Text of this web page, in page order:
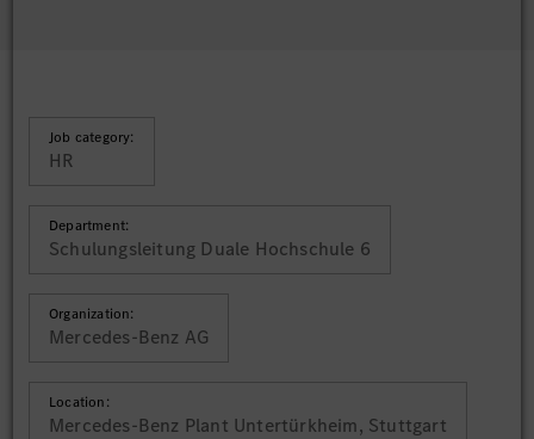
Job category:
HR
Department:
Schulungsleitung Duale Hochschule 6
Organization:
Mercedes-Benz AG
Location:
Mercedes-Benz Plant Untertürkheim, Stuttgart